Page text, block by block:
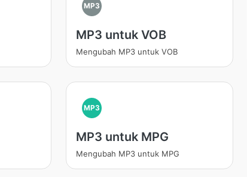
MP3
MP3 untuk VOB
Mengubah MP3 untuk VOB
MP3
MP3 untuk MPG
Mengubah MP3 untuk MPG